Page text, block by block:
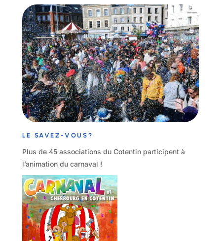
LE SAVEZ-VOUS?
Plus de 45 associations du Cotentin participent à
l’animation du carnaval !